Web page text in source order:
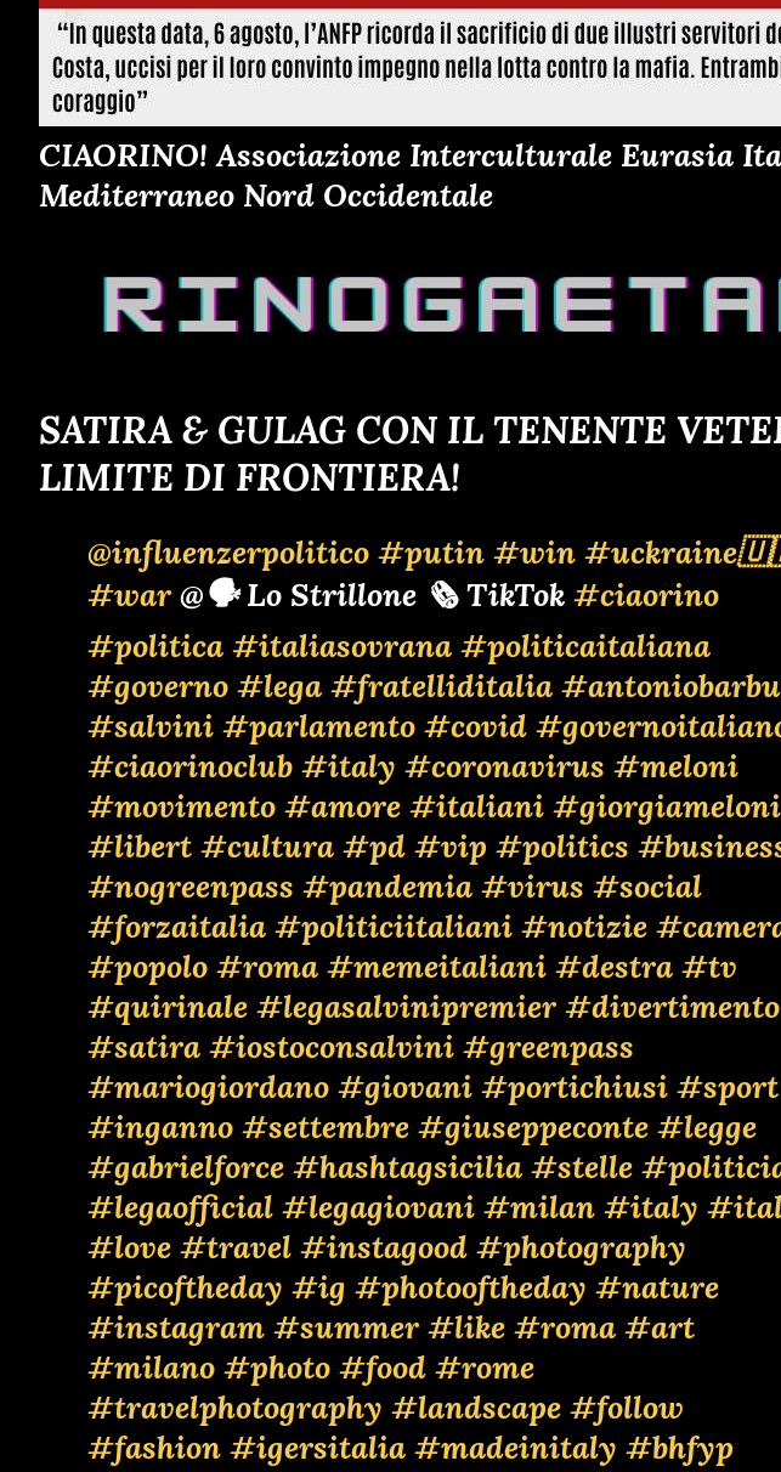
CIAORINO! Associazione Interculturale Eurasia
Mediterraneo Nord Occidentale
SATIRA & GULAG CON IL TENENTE
LIMITE DI FRONTIERA!
@influenzerpolitico #putin #win
#war @🗣️ Lo Strillone 🗞️ TikTok #ciaorino
#politica #italiasovrana #politicaitaliana
#governo #lega #fratelliditalia
#salvini #parlamento #covid
#ciaorinoclub #italy #coronavirus #meloni
#movimento #amore #italiani #giorgiameloni
#libert #cultura #pd #vip #politics
#nogreenpass #pandemia #virus #social
#forzaitalia #politiciitaliani #notizie
#popolo #roma #memeitaliani #destra #tv
#quirinale #legasalvinipremier #divertimento
#satira #iostoconsalvini #greenpass
#mariogiordano #giovani #portichiusi #sport
#inganno #settembre #giuseppeconte #legge
#gabrielforce #hashtagsicilia #stelle
#legaofficial #legagiovani #milan #italy
#love #travel #instagood #photography
#picoftheday #ig #photooftheday #nature
#instagram #summer #like #roma #art
#milano #photo #food #rome
#travelphotography #landscape #follow
#fashion #igersitalia #madeinitaly #bhfyp